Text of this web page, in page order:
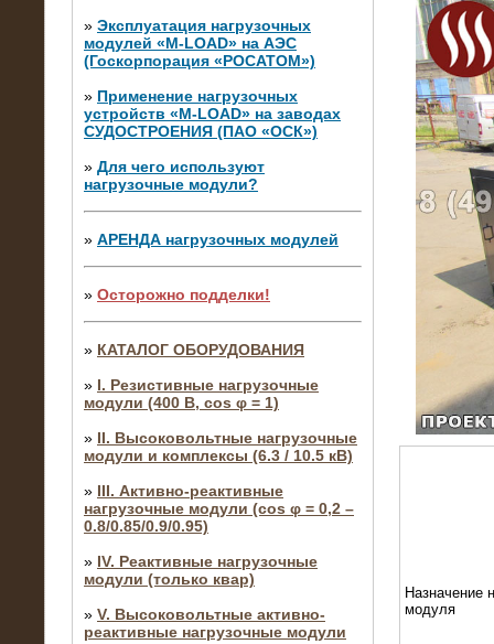
» Эксплуатация нагрузочных
модулей «M-LOAD» на АЭС
(Госкорпорация «РОСАТОМ»)
» Применение нагрузочных
устройств «M-LOAD» на заводах
СУДОСТРОЕНИЯ (ПАО «ОСК»)
» Для чего используют
нагрузочные модули?
» АРЕНДА нагрузочных модулей
» Осторожно подделки!
» КАТАЛОГ ОБОРУДОВАНИЯ
» I. Резистивные нагрузочные
модули (400 В, cos φ = 1)
» II. Высоковольтные нагрузочные
модули и комплексы (6.3 / 10.5 кВ)
» III. Активно-реактивные
нагрузочные модули (cos φ = 0,2 –
0.8/0.85/0.9/0.95)
» IV. Реактивные нагрузочные
модули (только квар)
» V. Высоковольтные активно-
реактивные нагрузочные модули
Назначение
модуля